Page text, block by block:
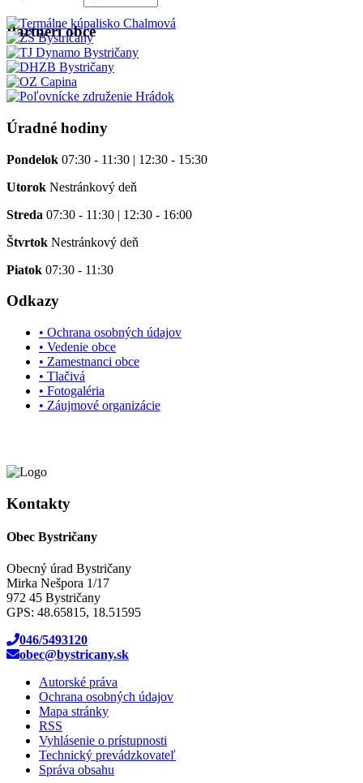
Partneri obce
Úradné hodiny
Pondelok 07:30 - 11:30 | 12:30 - 15:30
Utorok Nestránkový deň
Streda 07:30 - 11:30 | 12:30 - 16:00
Štvrtok Nestránkový deň
Piatok 07:30 - 11:30
Odkazy
• Ochrana osobných údajov
• Vedenie obce
• Zamestnanci obce
• Tlačivá
• Fotogaléria
• Záujmové organizácie
Kontakty
Obec Bystričany
Obecný úrad Bystričany
Mirka Nešpora 1/17
972 45 Bystričany
GPS: 48.65815, 18.51595
046/5493120
obec@bystricany.sk
Autorské práva
Ochrana osobných údajov
Mapa stránky
RSS
Vyhlásenie o prístupnosti
Technický prevádzkovateľ
Správa obsahu